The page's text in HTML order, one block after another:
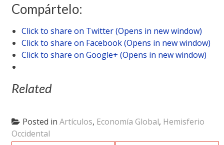
Compártelo:
Click to share on Twitter (Opens in new window)
Click to share on Facebook (Opens in new window)
Click to share on Google+ (Opens in new window)
Related
Posted in Artículos, Economía Global, Hemisferio
Occidental